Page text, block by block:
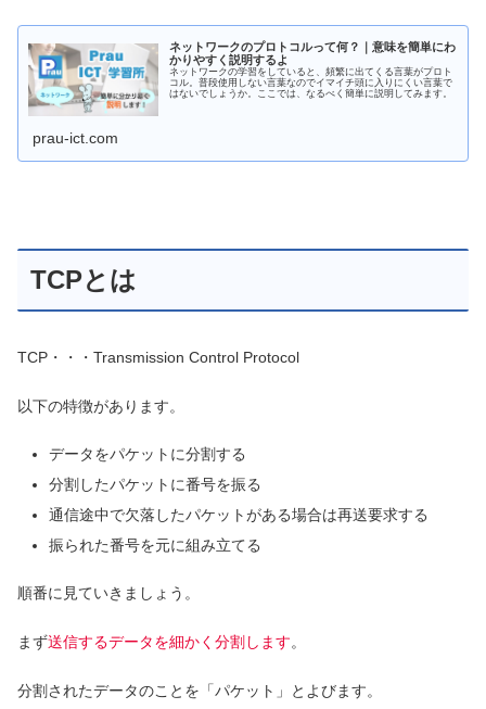
ネットワークのプロトコルって何？｜意味を簡単にわ
かりやすく説明するよ
ネットワークの学習をしていると、頻繁に出てくる言葉がプロト
コル。普段使用しない言葉なのでイマイチ頭に入りにくい言葉で
はないでしょうか。ここでは、なるべく簡単に説明してみます。
prau-ict.com
TCPとは
TCP・・・Transmission Control Protocol
以下の特徴があります。
データをパケットに分割する
分割したパケットに番号を振る
通信途中で欠落したパケットがある場合は再送要求する
振られた番号を元に組み立てる
順番に見ていきましょう。
まず送信するデータを細かく分割します。
分割されたデータのことを「パケット」とよびます。